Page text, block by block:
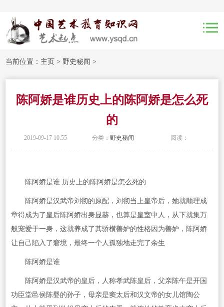
当前位置： 主页 > 野史秘闻 >
陈阿娇是谁历史上的陈阿娇是怎么死
的
2019-09-17 10:55 分类： 野史秘闻 阅读：
陈阿娇是谁 历史上的陈阿娇是怎么死的
陈阿娇是汉武帝刘彻的原配，刘彻当上皇帝后，她就顺理成
章得成为了皇后陈阿娇出身显赫，也算是皇室中人，从下就集万
般宠爱于一身，这就养成了其骄横善妒的性格因为善妒，陈阿娇
让自己陷入了窘境，最终一个人孤独地走完了余生
陈阿娇是谁
陈阿娇是汉武帝的皇后，人称孝武陈皇后，父亲陈午是开国
功臣堂邑侯陈婴的孙子，母亲是窦太后和汉文帝的女儿馆陶公